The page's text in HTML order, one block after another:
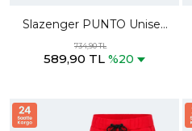
Slazenger PUNTO Unisex
Çocuk Kahve Eşofman Altı
734,90 TL
589,90 TL %20